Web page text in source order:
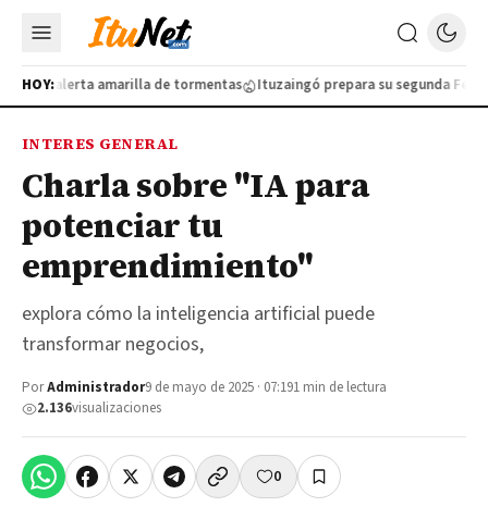
HOY:
por alerta amarilla de tormentas Ituzaingó prepara su segunda Feria
INTERES GENERAL
Charla sobre "IA para
potenciar tu
emprendimiento"
explora cómo la inteligencia artificial puede
transformar negocios,
PorAdministrador9 de mayo de 2025 · 07:191 min de lectura
2.136visualizaciones
0